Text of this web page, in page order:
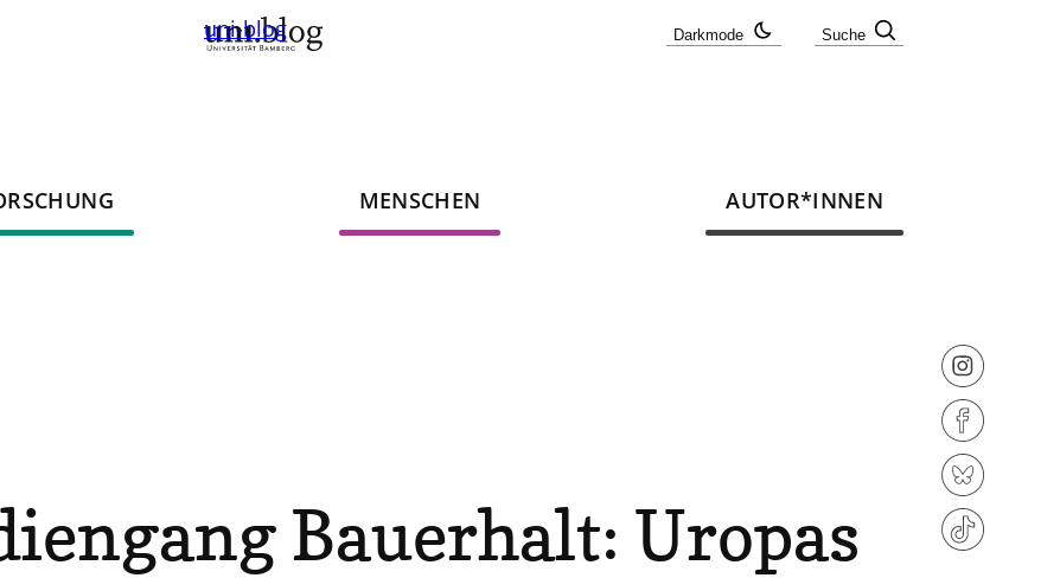
Darkmode Suche
uni-blog
MENSCHEN AUTOR*INNEN
Bauerhalt: Uropas